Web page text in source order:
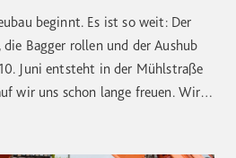
beginnt. Es ist so weit: Der
Bagger rollen und der Aushub
Juni entsteht in der Mühlstraße
wir uns schon lange freuen. Wir